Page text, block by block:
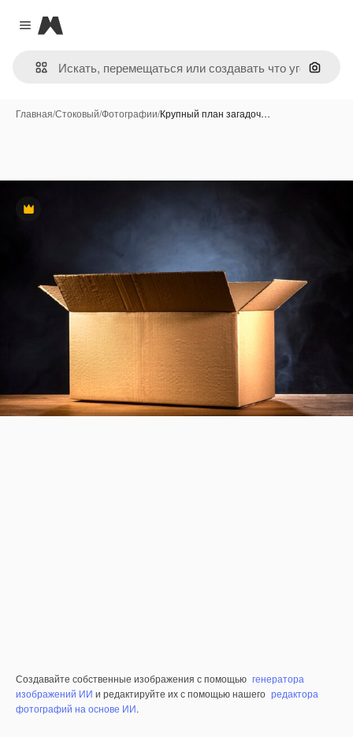
Close menu
Magnific
Поиск
Главная/Стоковый/Фотографии/Крупный план загадоч…
Премиум
Создавайте собственные изображения с помощью генератора
изображений ИИ и редактируйте их с помощью нашего редактора
фотографий на основе ИИ.